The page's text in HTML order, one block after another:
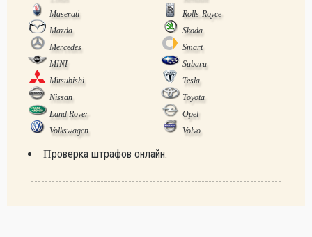
Maserati
Rolls-Royce
Mazda
Skoda
Mercedes
Smart
MINI
Subaru
Mitsubishi
Tesla
Nissan
Toyota
Land Rover
Opel
Volkswagen
Volvo
Проверка штрафов онлайн.